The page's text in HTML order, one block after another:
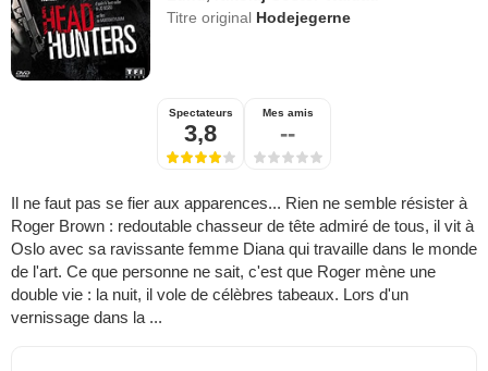
Titre original Hodejegerne
Spectateurs
3,8
Mes amis
--
Il ne faut pas se fier aux apparences... Rien ne semble résister à
Roger Brown : redoutable chasseur de tête admiré de tous, il vit à
Oslo avec sa ravissante femme Diana qui travaille dans le monde
de l'art. Ce que personne ne sait, c'est que Roger mène une
double vie : la nuit, il vole de célèbres tabeaux. Lors d'un
vernissage dans la ...